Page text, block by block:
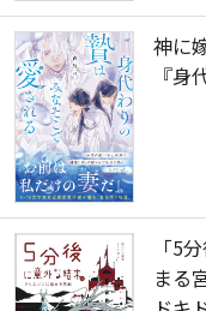
神に
『身
「5
まる